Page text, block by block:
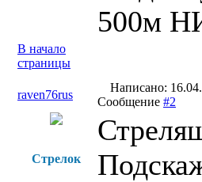
500м
В начало
страницы
raven76rus
Написано:
Сообщение #2
Стрелок